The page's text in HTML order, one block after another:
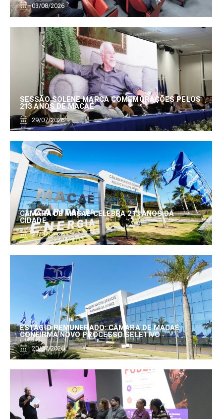
03/08/2026
SESSÃO SOLENE MARCA COMEMORAÇÕES PELOS
213 ANOS DE MACAÉ
29/07/2026
CÂMARA DE MACAÉ CELEBRA 213 ANOS DA
CIDADE
27/07/2026
ESTÁGIO REMUNERADO: CÂMARA DE MACAÉ
CONFIRMA NOVO PROCESSO SELETIVO
20/07/2026